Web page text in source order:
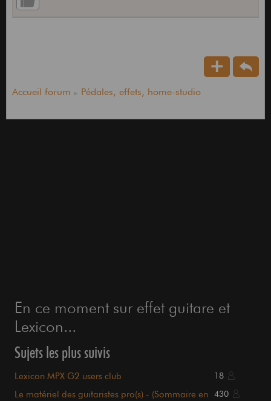
Accueil forum Pédales, effets, home-studio
En ce moment sur effet guitare et
Lexicon...
Sujets les plus suivis
Lexicon MPX G2 users club 18
Le matériel des guitaristes pro(s) - (Sommaire en
430